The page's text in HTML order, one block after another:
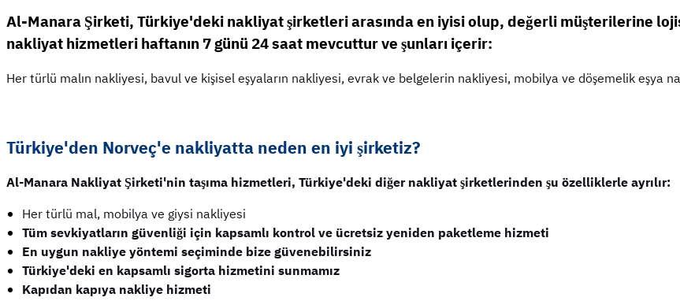
Al-Manara Şirketi, Türkiye'deki nakliyat şirketleri arasında en iyisi olup, değerli müşterilerine
nakliyat hizmetleri haftanın 7 günü 24 saat mevcuttur ve şunları içerir:
Her türlü malın nakliyesi, bavul ve kişisel eşyaların nakliyesi, evrak ve belgelerin nakliyesi, mobilya ve döşemelik eşya
Türkiye'den Norveç'e nakliyatta neden en iyi şirketiz?
Al-Manara Nakliyat Şirketi'nin taşıma hizmetleri, Türkiye'deki diğer nakliyat şirketlerinden şu özelliklerle ayrılır:
Her türlü mal, mobilya ve giysi nakliyesi
Tüm sevkiyatların güvenliği için kapsamlı kontrol ve ücretsiz yeniden paketleme hizmeti
En uygun nakliye yöntemi seçiminde bize güvenebilirsiniz
Türkiye'deki en kapsamlı sigorta hizmetini sunmamız
Kapıdan kapıya nakliye hizmeti